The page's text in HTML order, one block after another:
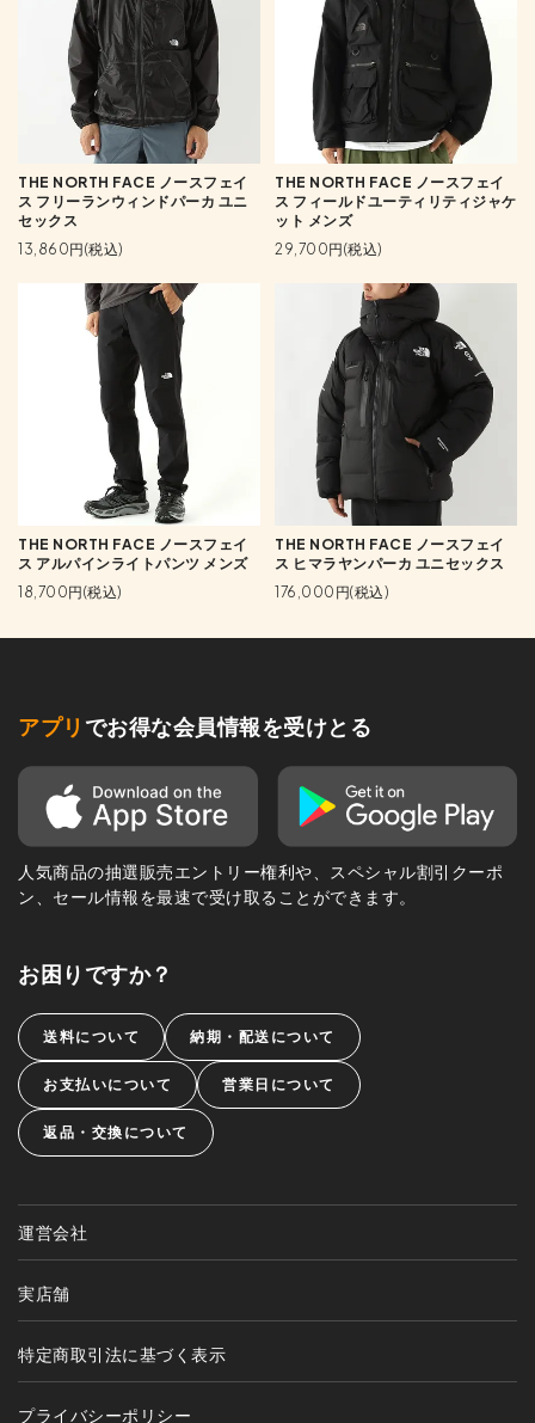
THE NORTH FACE ノースフェイ
ス フリーランウィンドパーカ ユニ
セックス
13,860円(税込)
THE NORTH FACE ノースフェイ
ス フィールドユーティリティジャケ
ット メンズ
29,700円(税込)
THE NORTH FACE ノースフェイ
ス アルパインライトパンツ メンズ
18,700円(税込)
THE NORTH FACE ノースフェイ
ス ヒマラヤンパーカ ユニセックス
176,000円(税込)
アプリ でお得な会員情報を受けとる
人気商品の抽選販売エントリー権利や、スペシャル割引クーポ
ン、セール情報を最速で受け取ることができます。
お困りですか？
送料について 納期・配送について
お支払いについて 営業日について
返品・交換について
運営会社
実店舗
特定商取引法に基づく表示
プライバシーポリシー